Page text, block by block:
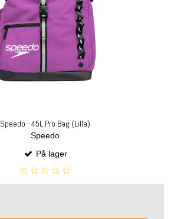
Speedo - 45L Pro Bag (Lilla)
Speedo
På lager